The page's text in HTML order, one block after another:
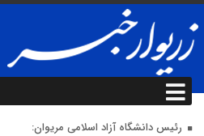
رئیس دانشگاه آزاد اسلامی مریوان: